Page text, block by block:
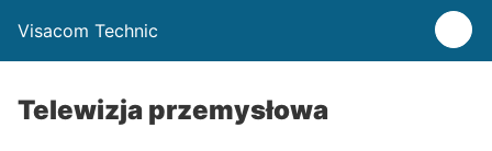
Visacom Technic
Telewizja przemysłowa